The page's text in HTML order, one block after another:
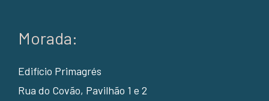
Morada:
Edifício Primagrés
Rua do Covão, Pavilhão 1 e 2